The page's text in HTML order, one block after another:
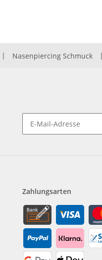
| Nasenpiercing Schmuck |
Zahlungsarten